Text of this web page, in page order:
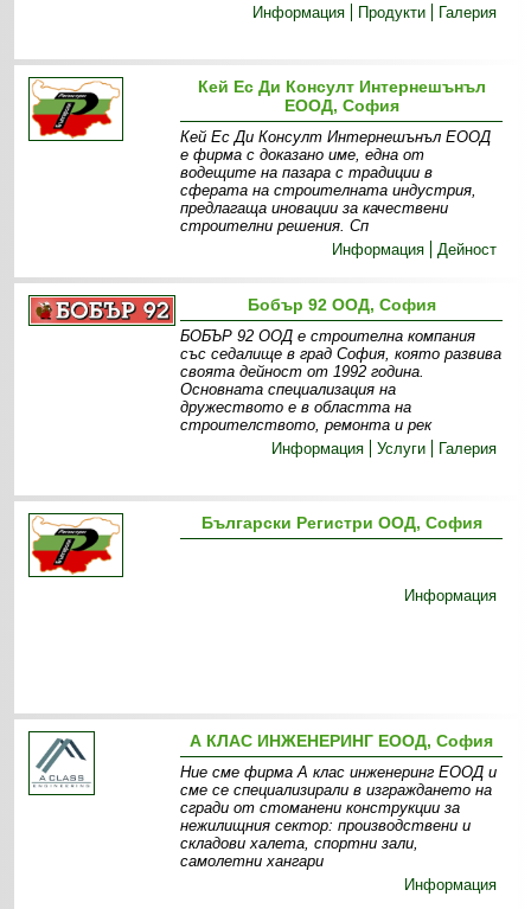
Информация
Продукти Галерия
Кей Ес Ди Консулт Интернешънъл
ЕООД, София
Кей Ес Ди Консулт Интернешънъл ЕООД
е фирма с доказано име, една от
водещите на пазара с традиции в
сферата на строителната индустрия,
предлагаща иновации за качествени
строителни решения. Сп
Информация
Дейност
Бобър 92 ООД, София
БОБЪР 92 ООД е строителна компания
със седалище в град София, която развива
своята дейност от 1992 година.
Основната специализация на
дружеството е в областта на
строителството, ремонта и рек
Информация
Услуги Галерия
Български Регистри ООД, София
Информация
А КЛАС ИНЖЕНЕРИНГ ЕООД, София
Ние сме фирма А клас инженеринг ЕООД и
сме се специализирали в изграждането на
сгради от стоманени конструкции за
нежилищния сектор: производствени и
складови халета, спортни зали,
самолетни хангари
Информация